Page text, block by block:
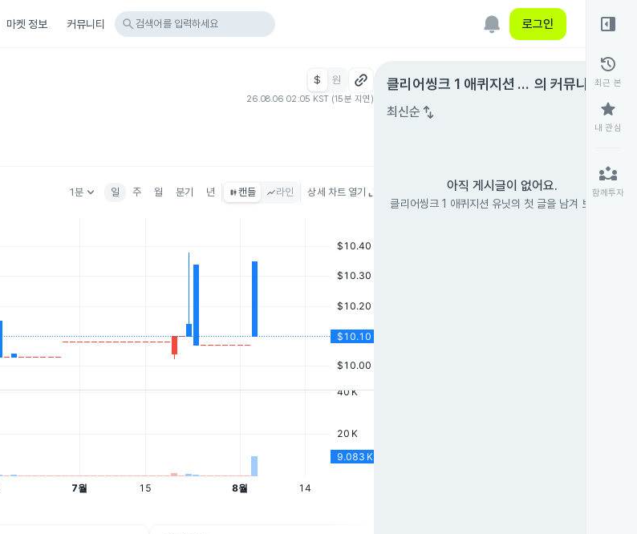
마켓 정보 커뮤니티 search 검색어를 입력하세요 로그인
$ 원
26.08.06 02:05 KST (15분 지연)
1분keyboard_arrow_down 일 주 월 분기 년 캔들 라인 상세 차트 열기
클리어씽크 1 애퀴지션 유
닛
의 커뮤니티expand_circle_right
최신순 swap_vert
아직 게시글이 없어요.
클리어씽크 1 애퀴지션 유닛의 첫 글을 남겨 보세요.
right_panel_open
history
최근 본
star
내 관심
partner_exchange
함께투자